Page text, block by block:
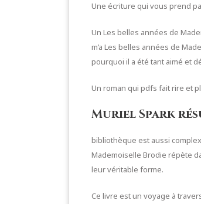
Une écriture qui vous prend
Un Les belles années de
m’a Les belles années de
pourquoi il a été tant aimé et
Un roman qui pdfs fait rire et
Muriel Spark
bibliothèque est aussi
Mademoiselle Brodie répète
leur véritable forme.
Ce livre est un voyage à